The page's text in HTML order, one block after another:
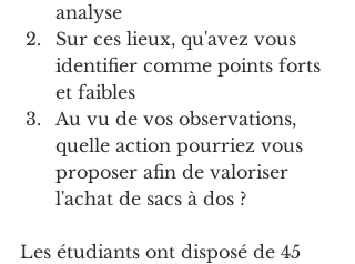
analyse
Sur ces lieux, qu'avez vous
identifier comme points forts
et faibles
Au vu de vos observations,
quelle action pourriez vous
proposer afin de valoriser
l'achat de sacs à dos ?
Les étudiants ont disposé de 45